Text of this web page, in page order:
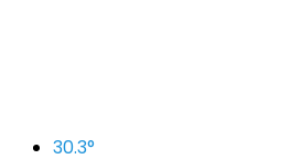
30.3°